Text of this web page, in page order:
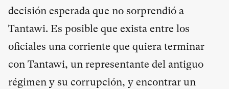
decisión esperada que no sorprendió a
Tantawi. Es posible que exista entre los
oficiales una corriente que quiera terminar
con Tantawi, un representante del antiguo
régimen y su corrupción, y encontrar un